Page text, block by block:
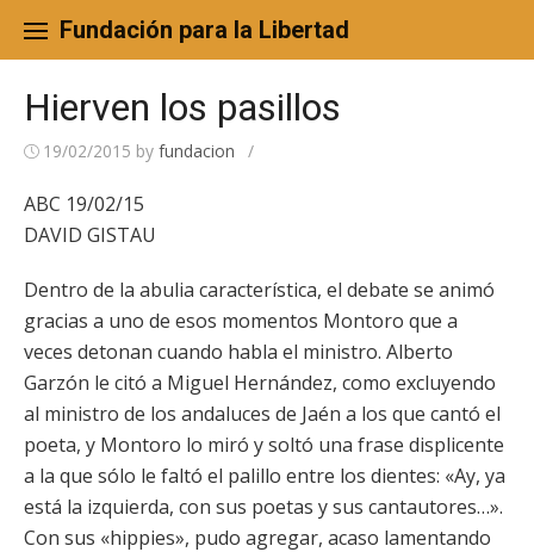
content
Fundación para la Libertad
Hierven los pasillos
19/02/2015 by fundacion /
ABC 19/02/15
DAVID GISTAU
Dentro de la abulia característica, el debate se animó
gracias a uno de esos momentos Montoro que a
veces detonan cuando habla el ministro. Alberto
Garzón le citó a Miguel Hernández, como excluyendo
al ministro de los andaluces de Jaén a los que cantó el
poeta, y Montoro lo miró y soltó una frase displicente
a la que sólo le faltó el palillo entre los dientes: «Ay, ya
está la izquierda, con sus poetas y sus cantautores…».
Con sus «hippies», pudo agregar, acaso lamentando